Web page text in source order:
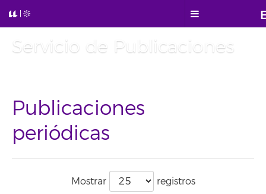
Servicio de Publicaciones
Publicaciones
periódicas
Mostrar
registros